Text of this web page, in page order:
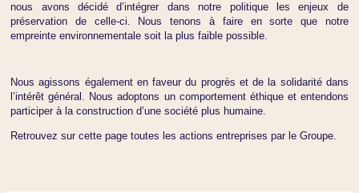
nous avons décidé d’intégrer dans notre politique les enjeux de
préservation de celle-ci. Nous tenons à faire en sorte que notre
empreinte environnementale soit la plus faible possible.
Nous agissons également en faveur du progrès et de la solidarité dans
l’intérêt général. Nous adoptons un comportement éthique et entendons
participer à la construction d’une société plus humaine.
Retrouvez sur cette page toutes les actions entreprises par le Groupe.